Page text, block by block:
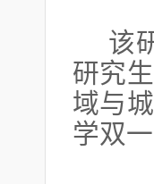
该
研究
域与
学双